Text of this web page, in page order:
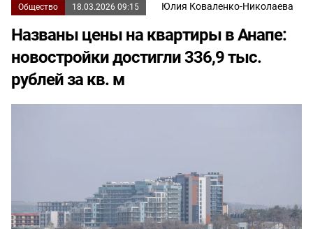
Общество 18.03.2026 09:15 Юлия Коваленко-Николаева
Названы цены на квартиры в Анапе:
новостройки достигли 336,9 тыс.
рублей за кв. м